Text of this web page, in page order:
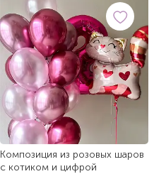
Композиция из розовых шаров
с котиком и цифрой